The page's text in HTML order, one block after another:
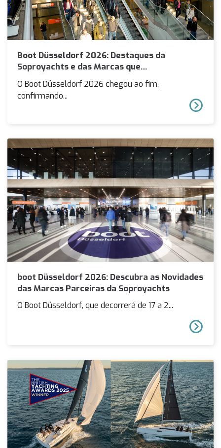
Boot Düsseldorf 2026: Destaques da
Soproyachts e das Marcas que
Representamos
O Boot Düsseldorf 2026 chegou ao fim,
confirmando...
boot Düsseldorf 2026: Descubra as Novidades
das Marcas Parceiras da Soproyachts
O Boot Düsseldorf, que decorrerá de 17 a 2...